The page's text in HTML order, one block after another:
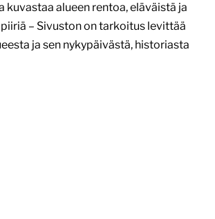
kuvastaa alueen rentoa, eläväistä ja
– Sivuston on tarkoitus levittää
ja sen nykypäivästä, historiasta